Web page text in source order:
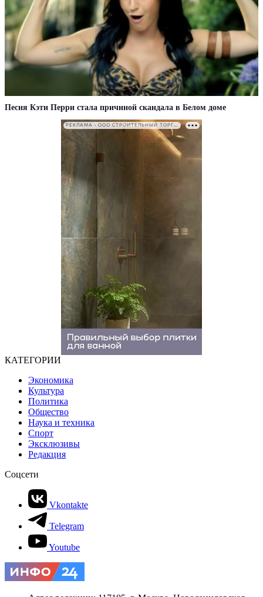
Песня Кэти Перри стала причиной скандала в Белом доме
РЕКЛАМА • ООО СТРОИТЕЛЬНЫЙ ТОРГОВЫЙ ДОМ «ПЕТРОВИЧ». ИНН: 7802348846
КАТЕГОРИИ
Экономика
Культура
Политика
Общество
Наука и техника
Спорт
Эксклюзивы
Редакция
Соцсети
Vkontakte
Telegram
Youtube